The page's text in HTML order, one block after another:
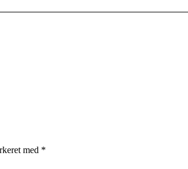
med *